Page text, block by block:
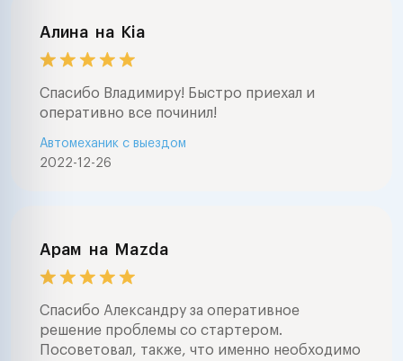
Алина на Kia
Спасибо Владимиру! Быстро приехал и
оперативно все починил!
2022-12-26
Автомеханик с выездом
Арам на Mazda
Спасибо Александру за оперативное
решение проблемы со стартером.
Посоветовал, также, что именно необходимо